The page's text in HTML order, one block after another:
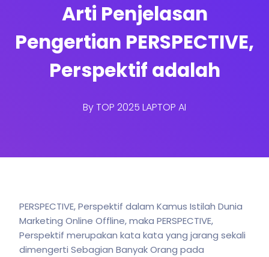
Arti Penjelasan
Pengertian PERSPECTIVE,
Perspektif adalah
ByTOP 2025 LAPTOP AI
PERSPECTIVE, Perspektif dalam Kamus Istilah Dunia
Marketing Online Offline, maka PERSPECTIVE,
Perspektif merupakan kata kata yang jarang sekali
dimengerti Sebagian Banyak Orang pada